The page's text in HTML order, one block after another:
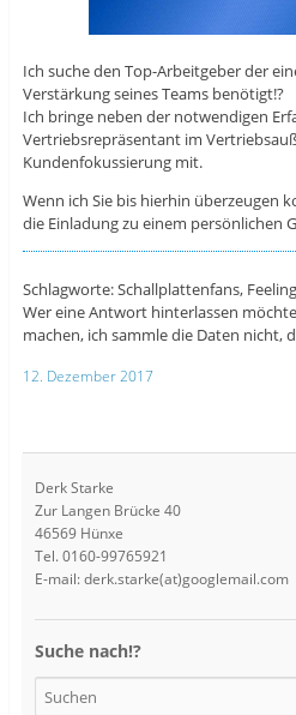
Ich suche den Top-Arbeitgeber der
Verstärkung seines Teams benötigt!?
Ich bringe neben der notwendigen
Vertriebsrepräsentant im
Kundenfokussierung mit.
Wenn ich Sie bis hierhin überzeugen
die Einladung zu einem persönlichen
Schlagworte: Schallplattenfans,
Wer eine Antwort hinterlassen
machen, ich sammle die Daten nicht,
12. Dezember 2017
Derk Starke
Zur Langen Brücke 40
46569 Hünxe
Tel. 0160-99765921
E-mail: derk.starke(at)googlemail.com
Suche nach!?